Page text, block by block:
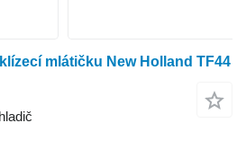
mlátičku New Holland TF44